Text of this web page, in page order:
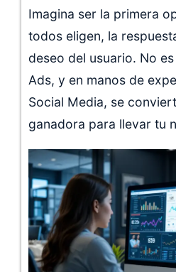
Imagina ser la primera
todos eligen, la
deseo del usuario. No
Ads, y en manos de
Social Media, se
ganadora para llevar tu